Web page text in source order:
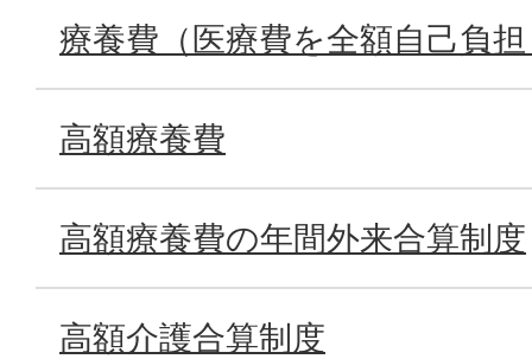
療養費（医療費を全額自己負
高額療養費
高額療養費の年間外来合算制度
高額介護合算制度